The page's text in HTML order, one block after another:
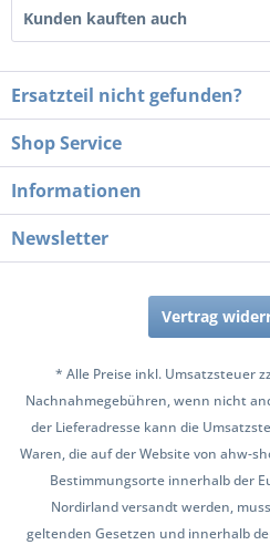
Kunden kauften auch
Ersatzteil nicht gefunden?
Shop Service
Informationen
Newsletter
Vertrag
* Alle Preise inkl. Umsatzsteuer
Nachnahmegebühren, wenn nicht
der Lieferadresse kann die
Waren, die auf der Website von ahw-
Bestimmungsorte innerhalb der
Nordirland versandt werden,
geltenden Gesetzen und innerhalb